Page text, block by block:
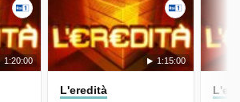
1:20:00 1:15:00
L'eredità